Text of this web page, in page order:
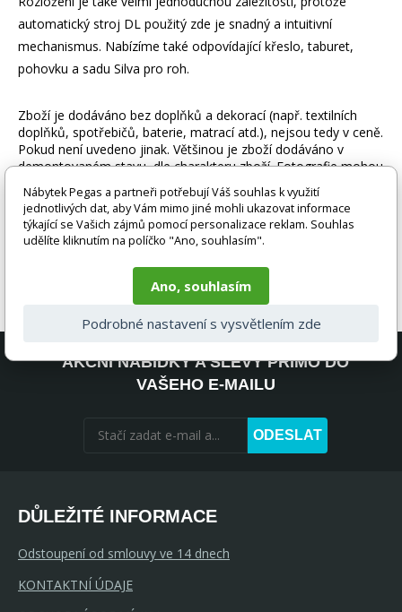
automatický stroj DL použitý zde je snadný a intuitivní
mechanismus. Nabízíme také odpovídající křeslo, taburet,
pohovku a sadu Silva pro roh.
Zboží je dodáváno bez doplňků a dekorací (např. textilních
doplňků, spotřebičů, baterie, matrací atd.), nejsou tedy v ceně.
Pokud není uvedeno jinak. Většinou je zboží dodáváno v
demontovaném stavu, dle charakteru zboží. Fotografie mohou
být i ilustrační a barva produktu nemusí odpovídat skutečnosti
vlivem nastavení monitoru a převodem do el. podoby. V
případě nejasností kontaktujte naše klientské centrum
pegas@nabytek-pegas.cz či volejte 777244446.
AKČNÍ NABÍDKY A SLEVY PŘÍMO DO
VAŠEHO E-MAILU
ODESLAT
DŮLEŽITÉ INFORMACE
Odstoupení od smlouvy ve 14 dnech
KONTAKTNÍ ÚDAJE
Nábytek Pegas a partneři potřebují Váš souhlas k využití
jednotlivých dat, aby Vám mimo jiné mohli ukazovat informace
týkající se Vašich zájmů pomocí personalizace reklam. Souhlas
udělíte kliknutím na políčko "Ano, souhlasím".
Ano, souhlasím
Podrobné nastavení s vysvětlením zde